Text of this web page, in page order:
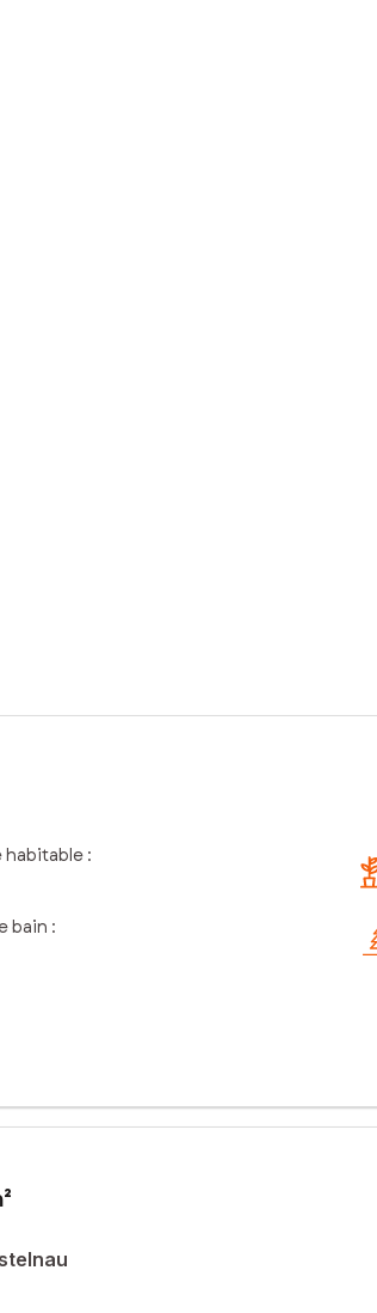
habitable :
bain :
cette propriété de caractère vous offre un